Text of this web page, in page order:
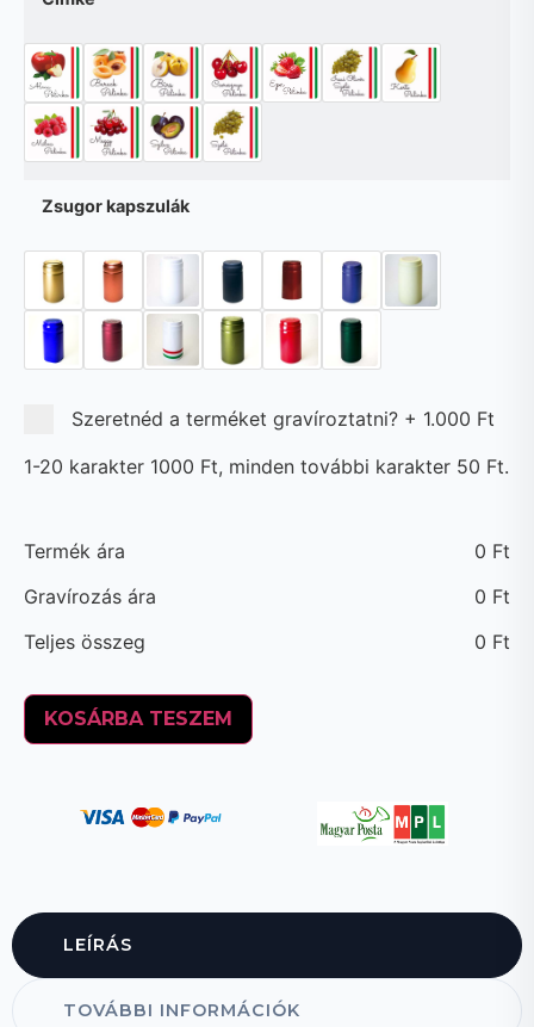
Zsugor kapszulák
Szeretnéd a terméket gravíroztatni? + 1.000 Ft
1-20 karakter 1000 Ft, minden további karakter 50 Ft.
Termék ára 0 Ft
Gravírozás ára
0 Ft
Teljes összeg
0 Ft
KOSÁRBA TESZEM
LEÍRÁS
TOVÁBBI INFORMÁCIÓK